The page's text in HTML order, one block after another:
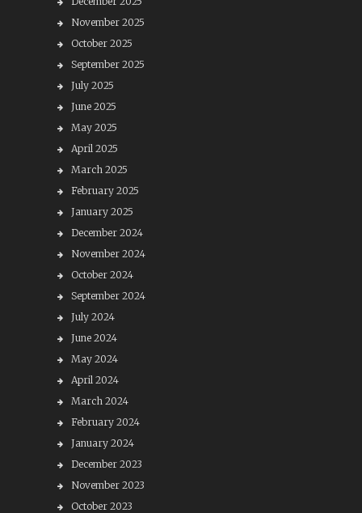
November 2025
October 2025
September 2025
July 2025
June 2025
May 2025
April 2025
March 2025
February 2025
January 2025
December 2024
November 2024
October 2024
September 2024
July 2024
June 2024
May 2024
April 2024
March 2024
February 2024
January 2024
December 2023
November 2023
October 2023